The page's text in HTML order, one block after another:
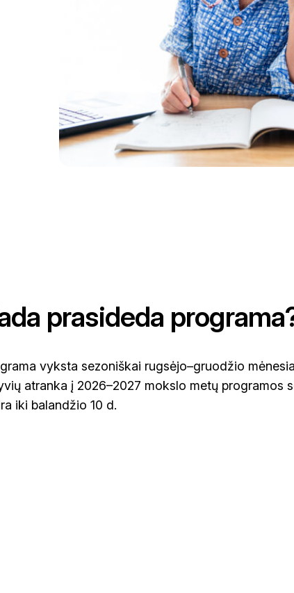
prasideda
vyksta sezoniškai rugsėjo–gruodžio
atranka į 2026–2027 mokslo metų programos
iki balandžio 10 d.